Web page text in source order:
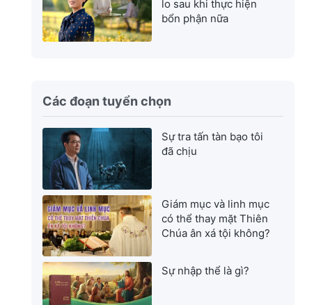
lo sau khi thực hiện
bổn phận nữa
Các đoạn tuyển chọn
Sự tra tấn tàn bạo tôi
đã chịu
Giám mục và linh mục
có thể thay mặt Thiên
Chúa ân xá tội không?
Sự nhập thể là gì?